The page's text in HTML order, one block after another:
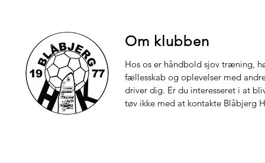
Om klubben
Hos os er håndbold sjov træning,
fællesskab og oplevelser med
driver dig. Er du interesseret i at
tøv ikke med at kontakte Blåbjerg